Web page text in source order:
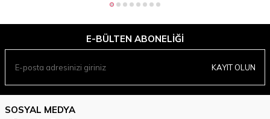
E-BÜLTEN ABONELIĞI
KAYIT OLUN
SOSYAL MEDYA